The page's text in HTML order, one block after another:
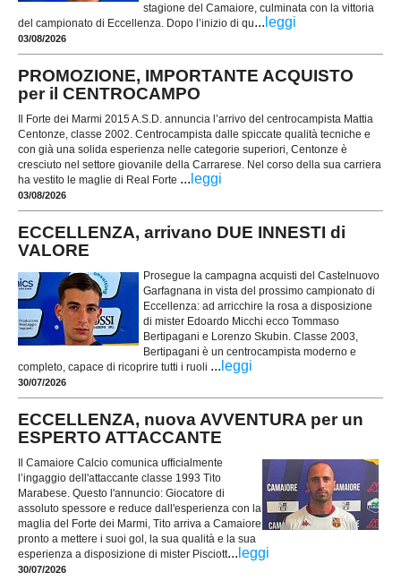
stagione del Camaiore, culminata con la vittoria
del campionato di Eccellenza. Dopo l’inizio di qu... leggi
03/08/2026
PROMOZIONE, IMPORTANTE ACQUISTO
per il CENTROCAMPO
Il Forte dei Marmi 2015 A.S.D. annuncia l’arrivo del centrocampista Mattia
Centonze, classe 2002. Centrocampista dalle spiccate qualità tecniche e
con già una solida esperienza nelle categorie superiori, Centonze è
cresciuto nel settore giovanile della Carrarese. Nel corso della sua carriera
ha vestito le maglie di Real Forte ... leggi
03/08/2026
ECCELLENZA, arrivano DUE INNESTI di
VALORE
Prosegue la campagna acquisti del Castelnuovo
Garfagnana in vista del prossimo campionato di
Eccellenza: ad arricchire la rosa a disposizione
di mister Edoardo Micchi ecco Tommaso
Bertipagani e Lorenzo Skubin. Classe 2003,
Bertipagani è un centrocampista moderno e
completo, capace di ricoprire tutti i ruoli ... leggi
30/07/2026
ECCELLENZA, nuova AVVENTURA per un
ESPERTO ATTACCANTE
Il Camaiore Calcio comunica ufficialmente
l’ingaggio dell'attaccante classe 1993 Tito
Marabese. Questo l'annuncio: Giocatore di
assoluto spessore e reduce dall'esperienza con la
maglia del Forte dei Marmi, Tito arriva a Camaiore
pronto a mettere i suoi gol, la sua qualità e la sua
esperienza a disposizione di mister Pisciott... leggi
30/07/2026